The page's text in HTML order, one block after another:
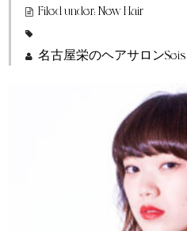
Filed under:New Hair
名古屋栄のヘアサロンSeis